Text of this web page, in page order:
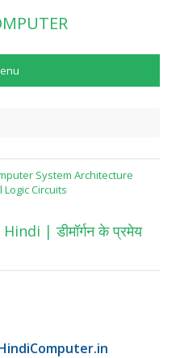
System Architecture
Logic Circuits
| डीमॉर्गन के प्रमेय